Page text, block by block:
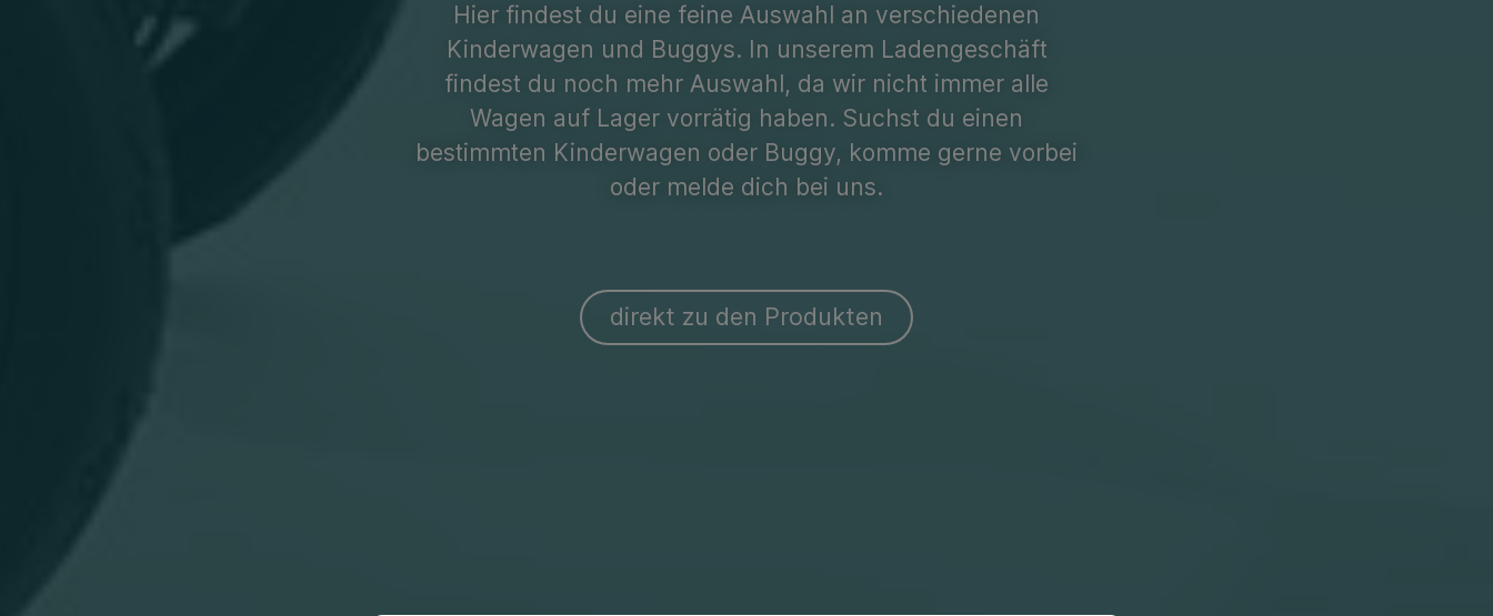
Hier findest du eine feine Auswahl an verschiedenen
Kinderwagen und Buggys. In unserem Ladengeschäft
findest du noch mehr Auswahl, da wir nicht immer alle
Wagen auf Lager vorrätig haben. Suchst du einen
bestimmten Kinderwagen oder Buggy, komme gerne vorbei
oder melde dich bei uns.
direkt zu den Produkten